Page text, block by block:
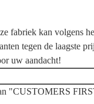
fabriek kan volgens
tegen de laagste
uw aandacht!
"CUSTOMERS